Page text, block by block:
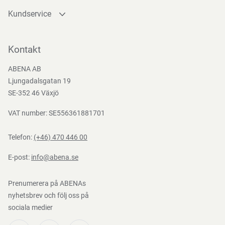
Kundservice
Bli kund
Nedladdningar
Kontakt
ABENA AB
Ljungadalsgatan 19
SE-352 46 Växjö
VAT number: SE556361881701
Telefon: (+46) 470 446 00
E-post: info@abena.se
Prenumerera på ABENAs
nyhetsbrev och följ oss på
sociala medier